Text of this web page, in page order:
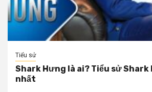
Tiểu sử
Shark Hưng là ai? Tiểu sử
nhất